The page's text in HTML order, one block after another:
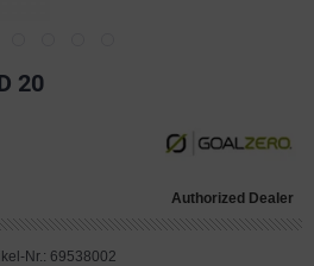
20
Authorized Dealer
Nr.: 69538002